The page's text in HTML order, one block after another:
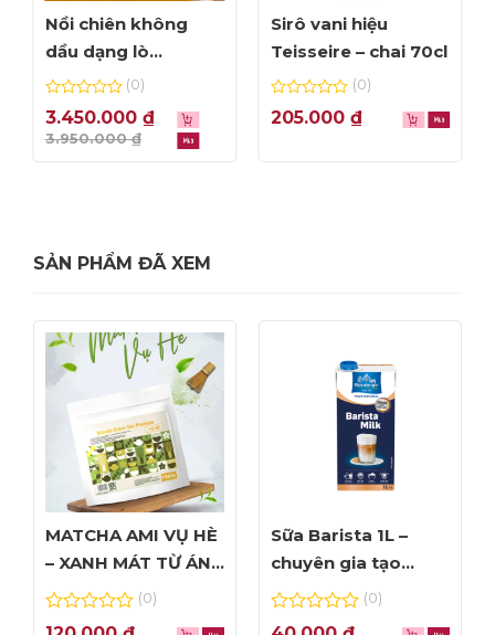
Nồi chiên không
dầu dạng lò
Amicook Air Fryer
Oven 24L – màu bạc
0
out
of
5
(0)
3.450.000 ₫
3.950.000₫
Sirô vani hiệu
Teisseire – chai 70cl
0
out
5
(0)
205.000 ₫
SẢN PHẨM ĐÃ XEM
MATCHA AMI VỤ HÈ
– XANH MÁT TỪ ÁNH
NHÌN ĐẦU TIÊN
0
(0)
Sữa Barista 1L –
chuyên gia tạo
Foam đỉnh cao
0
(0)